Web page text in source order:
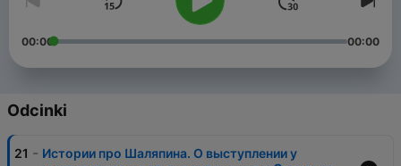
00:00 00:00
Odcinki
21 - Истории про Шаляпина. О выступлении у